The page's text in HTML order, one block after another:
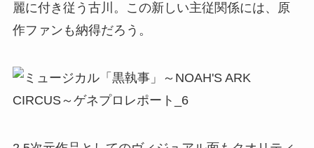
麗に付き従う古川。この新しい主従関係には、原
作ファンも納得だろう。